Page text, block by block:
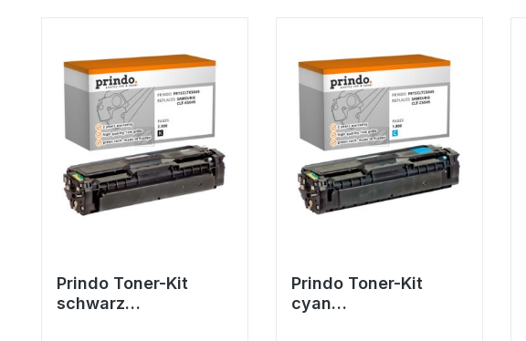
Prindo Toner-Kit
schwarz
Prindo Toner-Kit
cyan